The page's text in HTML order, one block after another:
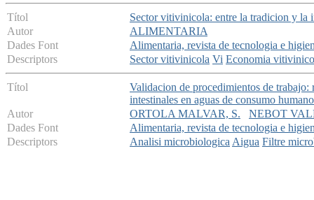
Títol
Sector vitivinicola: entre la tradicion y la
Autor
ALIMENTARIA
Dades Font
Alimentaria, revista de tecnologia e
Descriptors
Sector vitivinicola Vi Economia
Títol
Validacion de procedimientos de
intestinales en aguas de consumo
Autor
ORTOLA MALVAR, S.
NEBOT
Dades Font
Alimentaria, revista de tecnologia e
Descriptors
Analisi microbiologicaAigua Filtre